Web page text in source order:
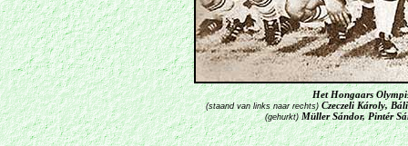
Het Hongaars
(staand van links naar rechts) Czeczeli Károly,
(gehurkt)Müller Sándor, Pintér